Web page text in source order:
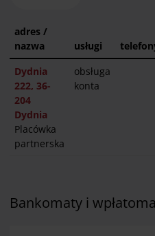
adres /
nazwa
usługi
Dydnia
222, 36-
204
Dydnia
Placówka
partnerska
obsługa
konta
Bankomaty i